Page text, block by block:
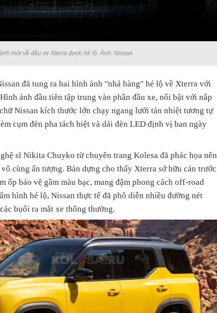
mới về đầu xe Xterra được hé lộ. Ảnh: Nissan
đã tung ra hai hình ảnh "nhá hàng" hé lộ về Xterra với
ảnh đầu tiên tập trung vào phần đầu xe, nổi bật với nắp
Nissan kích thước lớn chạy ngang lưới tản nhiệt tương tự
cụm đèn pha tách biệt và dải đèn LED định vị ban ngày
sĩ Nikita Chuyko từ chuyên trang Kolesa đã phác họa nên
cùng ấn tượng. Bản dựng cho thấy Xterra sở hữu cản trước
ốp bảo vệ gầm màu bạc, mang đậm phong cách off-road
hình hé lộ, Nissan thực tế đã phô diễn nhiều đường nét
buổi ra mắt xe thông thường.